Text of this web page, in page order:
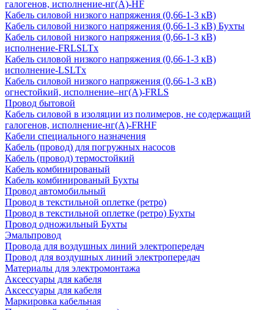
галогенов, исполнение-нг(А)-HF
Кабель силовой низкого напряжения (0,66-1-3 кВ)
Кабель силовой низкого напряжения (0,66-1-3 кВ) Бухты
Кабель силовой низкого напряжения (0,66-1-3 кВ)
исполнение-FRLSLTx
Кабель силовой низкого напряжения (0,66-1-3 кВ)
исполнение-LSLTx
Кабель силовой низкого напряжения (0,66-1-3 кВ)
огнестойкий, исполнение–нг(А)-FRLS
Провод бытовой
Кабель силовой в изоляции из полимеров, не содержащий
галогенов, исполнение-нг(А)-FRHF
Кабели специального назначения
Кабель (провод) для погружных насосов
Кабель (провод) термостойкий
Кабель комбинированый
Кабель комбинированый Бухты
Провод автомобильный
Провод в текстильной оплетке (ретро)
Провод в текстильной оплетке (ретро) Бухты
Провод одножильный Бухты
Эмальпровод
Провода для воздушных линий электропередач
Провод для воздушных линий электропередач
Материалы для электромонтажа
Аксессуары для кабеля
Аксессуары для кабеля
Маркировка кабельная